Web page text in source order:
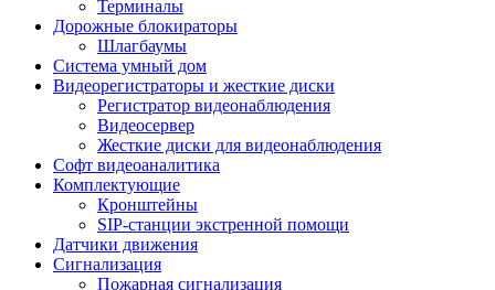
Терминалы
Дорожные блокираторы
Шлагбаумы
Cистема умный дом
Видеорегистраторы и жесткие диски
Регистратор видеонаблюдения
Видеосервер
Жесткие диски для видеонаблюдения
Софт видеоаналитика
Комплектующие
Кронштейны
SIP-станции экстренной помощи
Датчики движения
Сигнализация
Пожарная сигнализация